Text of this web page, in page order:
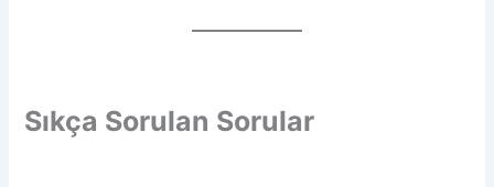
Sıkça Sorulan Sorular